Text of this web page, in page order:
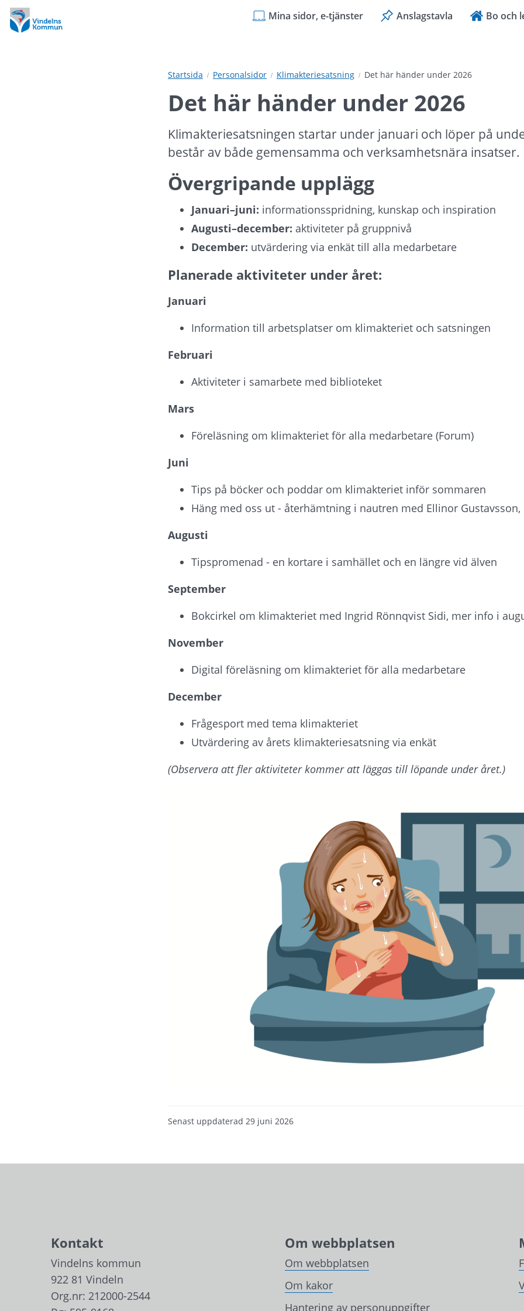
Hoppa
till
innehåll
Hoppa
till
undermeny
Mina sidor, e-tjänster Anslagstavla Bo och
Startsida Personalsidor Klimakteriesatsning Det här händer under 2026
Det här händer under 2026
Klimakteriesatsningen startar under januari och löper på
består av både gemensamma och verksamhetsnära insatser.
Övergripande upplägg
Januari–juni: informationsspridning, kunskap och inspiration
Augusti–december: aktiviteter på gruppnivå
December: utvärdering via enkät till alla medarbetare
Planerade aktiviteter under året:
Januari
Information till arbetsplatser om klimakteriet och satsningen
Februari
Aktiviteter i samarbete med biblioteket
Mars
Föreläsning om klimakteriet för alla medarbetare (Forum)
Juni
Tips på böcker och poddar om klimakteriet inför sommaren
Häng med oss ut - återhämtning i nautren med Ellinor Gustavsson,
Augusti
Tipspromenad - en kortare i samhället och en längre vid älven
September
Bokcirkel om klimakteriet med Ingrid Rönnqvist Sidi, mer info i
November
Digital föreläsning om klimakteriet för alla medarbetare
December
Frågesport med tema klimakteriet
Utvärdering av årets klimakteriesatsning via enkät
(Observera att fler aktiviteter kommer att läggas till löpande under året.)
Senast uppdaterad 29 juni 2026
Kontakt
Vindelns kommun
922 81 Vindeln
Org.nr: 212000-2544
Om webbplatsen
Om webbplatsen
Om kakor
Hantering av personuppgifter